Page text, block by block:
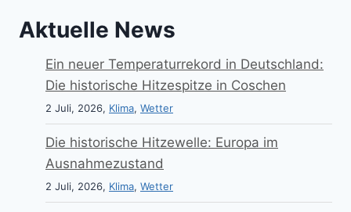
Aktuelle News
Ein neuer Temperaturrekord in Deutschland:
Die historische Hitzespitze in Coschen
2 Juli, 2026, Klima, Wetter
Die historische Hitzewelle: Europa im
Ausnahmezustand
2 Juli, 2026, Klima, Wetter